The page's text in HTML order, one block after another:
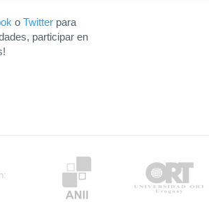
o Twitter para
participar en